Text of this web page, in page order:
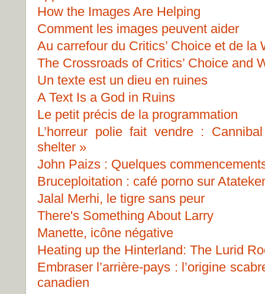
How the Images Are Helping
Comment les images peuvent aider
Au carrefour du Critics’ Choice et de la
The Crossroads of Critics’ Choice and
Un texte est un dieu en ruines
A Text Is a God in Ruins
Le petit précis de la programmation
L’horreur polie fait vendre :
shelter »
John Paizs : Quelques
Bruceploitation : café porno sur
Jalal Merhi, le tigre sans peur
There's Something About Larry
Manette, icône négative
Heating up the Hinterland: The Lurid
Embraser l’arrière-pays : l’origine
canadien